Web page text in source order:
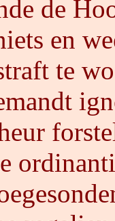
de
en
te